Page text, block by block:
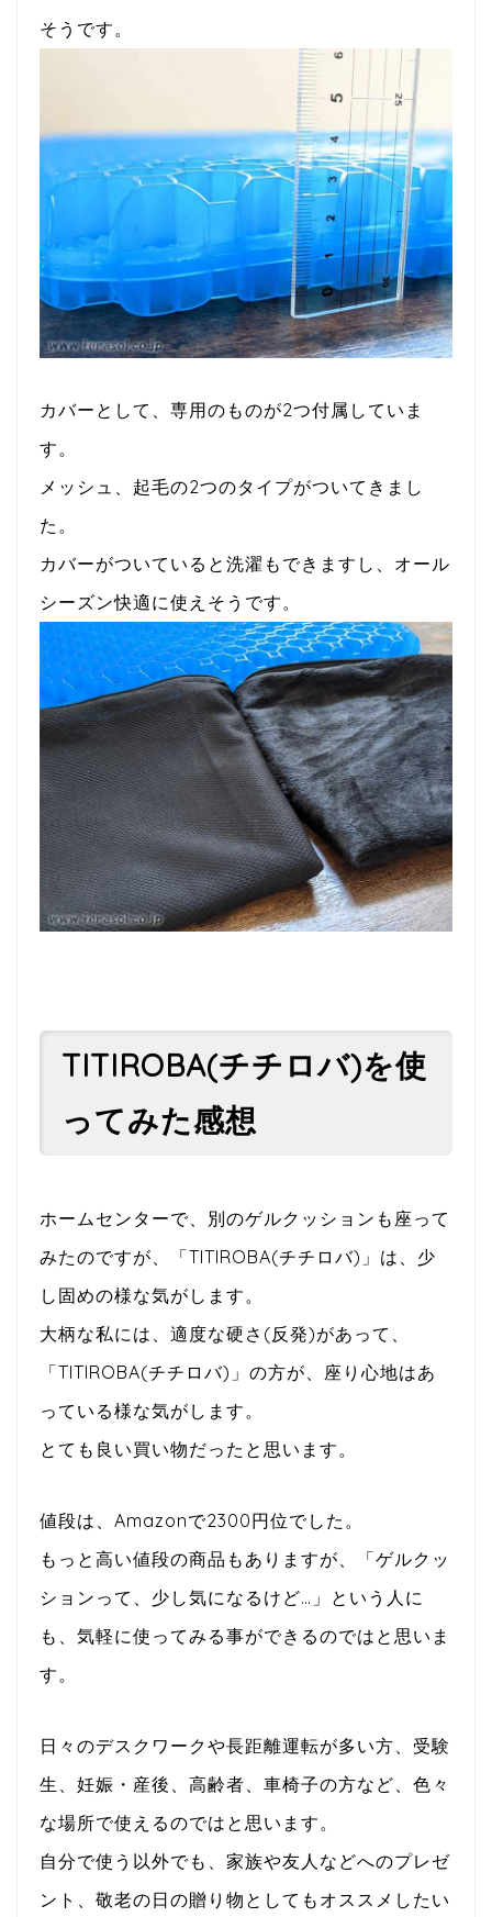
そうです。
カバーとして、専用のものが2つ付属していま
す。
メッシュ、起毛の2つのタイプがついてきまし
た。
カバーがついていると洗濯もできますし、オール
シーズン快適に使えそうです。
TITIROBA(チチロバ)を使
ってみた感想
ホームセンターで、別のゲルクッションも座って
みたのですが、「TITIROBA(チチロバ)」は、少
し固めの様な気がします。
大柄な私には、適度な硬さ(反発)があって、
「TITIROBA(チチロバ)」の方が、座り心地はあ
っている様な気がします。
とても良い買い物だったと思います。
値段は、Amazonで2300円位でした。
もっと高い値段の商品もありますが、「ゲルクッ
ションって、少し気になるけど…」という人に
も、気軽に使ってみる事ができるのではと思いま
す。
日々のデスクワークや長距離運転が多い方、受験
生、妊娠・産後、高齢者、車椅子の方など、色々
な場所で使えるのではと思います。
自分で使う以外でも、家族や友人などへのプレゼ
ント、敬老の日の贈り物としてもオススメしたい